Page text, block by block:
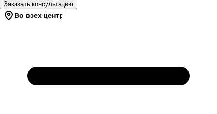
Заказать консультацию
Во всех центрах